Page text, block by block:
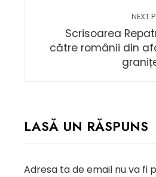
NEXT
Scrisoarea
către românii din
LASĂ UN RĂSPUNS
Adresa ta de email nu va fi